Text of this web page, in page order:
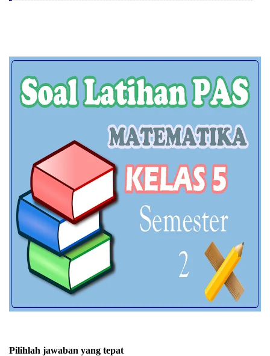
Pilihlah jawaban yang tepat